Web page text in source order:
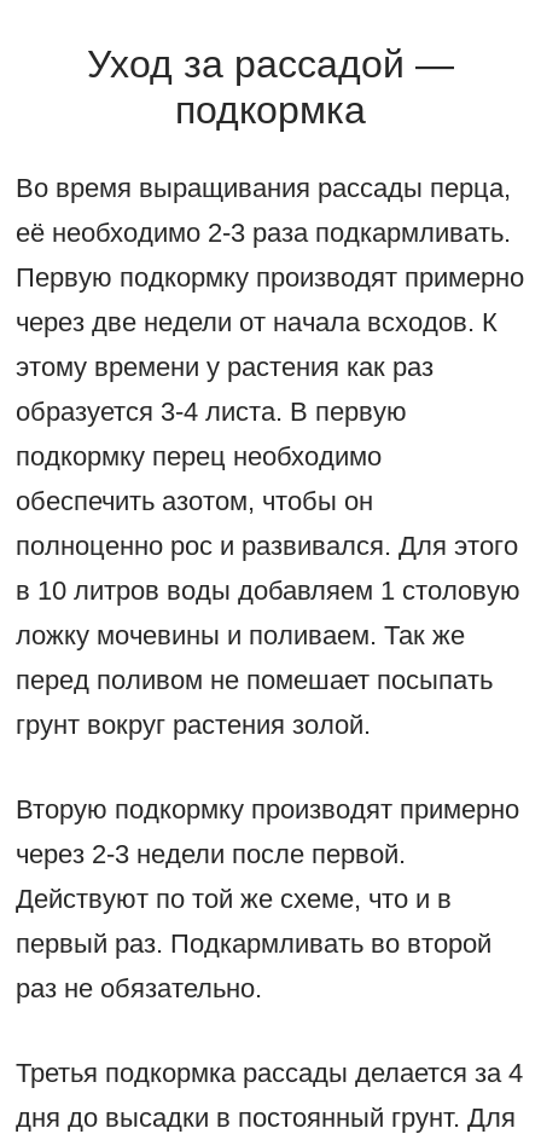
Уход за рассадой —
подкормка
Во время выращивания рассады перца,
её необходимо 2-3 раза подкармливать.
Первую подкормку производят примерно
через две недели от начала всходов. К
этому времени у растения как раз
образуется 3-4 листа. В первую
подкормку перец необходимо
обеспечить азотом, чтобы он
полноценно рос и развивался. Для этого
в 10 литров воды добавляем 1 столовую
ложку мочевины и поливаем. Так же
перед поливом не помешает посыпать
грунт вокруг растения золой.
Вторую подкормку производят примерно
через 2-3 недели после первой.
Действуют по той же схеме, что и в
первый раз. Подкармливать во второй
раз не обязательно.
Третья подкормка рассады делается за 4
дня до высадки в постоянный грунт. Для